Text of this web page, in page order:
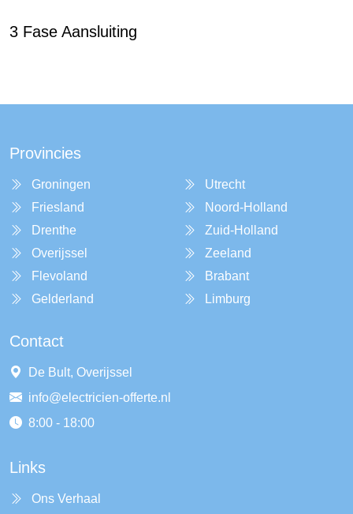
3 Fase Aansluiting
Provincies
Groningen
Friesland
Drenthe
Overijssel
Flevoland
Gelderland
Utrecht
Noord-Holland
Zuid-Holland
Zeeland
Brabant
Limburg
Contact
De Bult, Overijssel
info@electricien-offerte.nl
8:00 - 18:00
Links
Ons Verhaal